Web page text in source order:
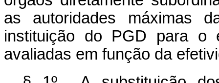
as autoridades máximas
instituição do PGD para o
avaliadas em função da